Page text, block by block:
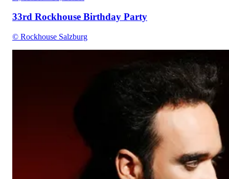
33rd Rockhouse Birthday Party
© Rockhouse Salzburg